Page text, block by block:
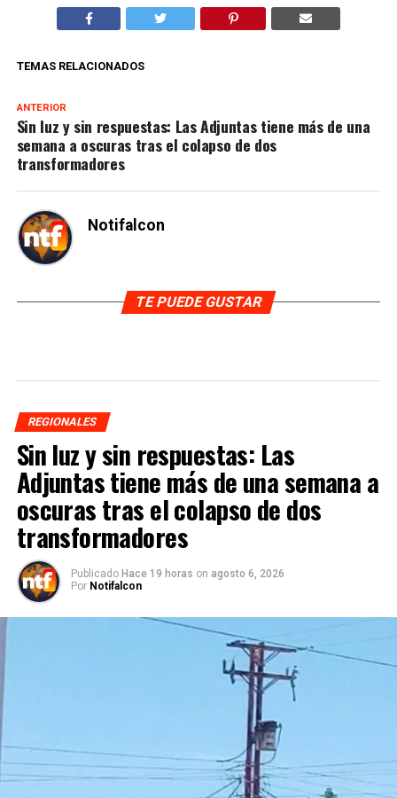
TEMAS RELACIONADOS
ANTERIOR
Sin luz y sin respuestas: Las Adjuntas tiene más de una
semana a oscuras tras el colapso de dos
transformadores
Notifalcon
TE PUEDE GUSTAR
REGIONALES
Sin luz y sin respuestas: Las
Adjuntas tiene más de una semana a
oscuras tras el colapso de dos
transformadores
Publicado Hace 19 horas on agosto 6, 2026
Por Notifalcon